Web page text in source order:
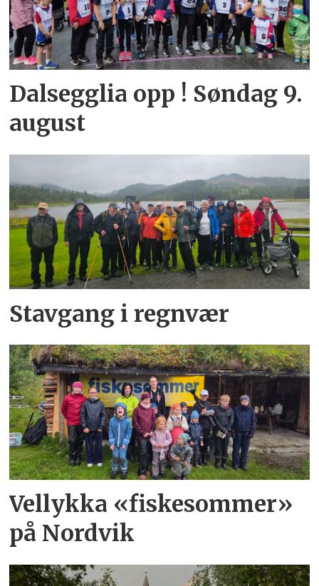
Dalsegglia opp ! Søndag 9.
august
Stavgang i regnvær
Vellykka «fiskesommer»
på Nordvik